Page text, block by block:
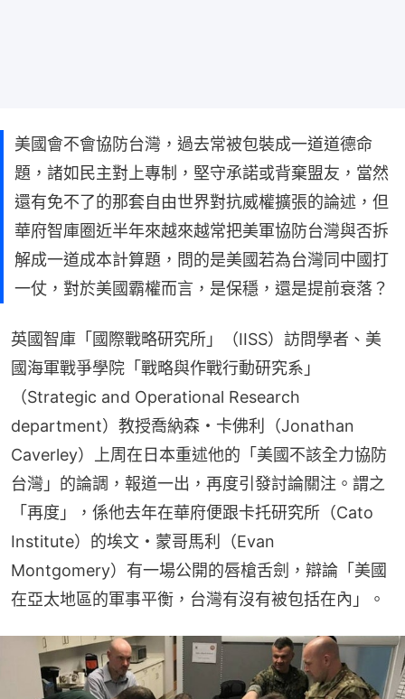
美國會不會協防台灣，過去常被包裝成一道道德命
題，諸如民主對上專制，堅守承諾或背棄盟友，當然
還有免不了的那套自由世界對抗威權擴張的論述，但
華府智庫圈近半年來越來越常把美軍協防台灣與否拆
解成一道成本計算題，問的是美國若為台灣同中國打
一仗，對於美國霸權而言，是保穩，還是提前衰落？
英國智庫「國際戰略研究所」（IISS）訪問學者、美
國海軍戰爭學院「戰略與作戰行動研究系」
（Strategic and Operational Research
department）教授喬納森・卡佛利（Jonathan
Caverley）上周在日本重述他的「美國不該全力協防
台灣」的論調，報道一出，再度引發討論關注。謂之
「再度」，係他去年在華府便跟卡托研究所（Cato
Institute）的埃文・蒙哥馬利（Evan
Montgomery）有一場公開的唇槍舌劍，辯論「美國
在亞太地區的軍事平衡，台灣有沒有被包括在內」。